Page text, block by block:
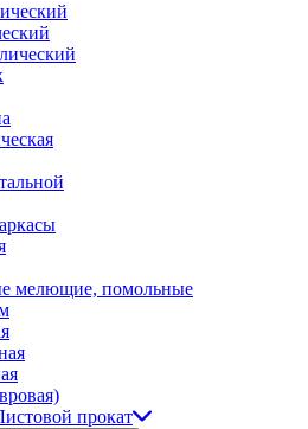
мелющие, помольные
прокат